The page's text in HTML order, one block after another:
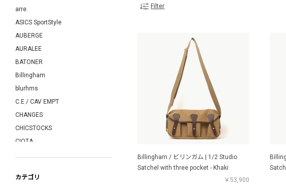
arre.
ASICS SportStyle
AUBERGE
AURALEE
BATONER
Billingham
blurhms
C.E / CAV EMPT
CHANGES
CHICSTOCKS
CIOTA
COTTON PAN
カテゴリ
Filter
Billingham / ビリンガム | 1/2 Studio
Satchel with three pocket - Khaki
￥53,900